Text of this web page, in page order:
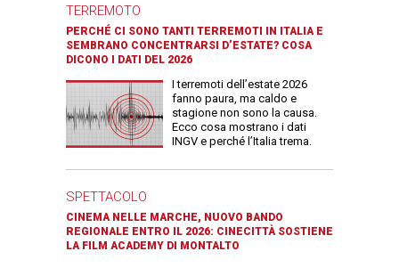
TERREMOTO
PERCHÉ CI SONO TANTI TERREMOTI IN ITALIA E
SEMBRANO CONCENTRARSI D’ESTATE? COSA
DICONO I DATI DEL 2026
I terremoti dell’estate 2026
fanno paura, ma caldo e
stagione non sono la causa.
Ecco cosa mostrano i dati
INGV e perché l’Italia trema.
SPETTACOLO
CINEMA NELLE MARCHE, NUOVO BANDO
REGIONALE ENTRO IL 2026: CINECITTÀ SOSTIENE
LA FILM ACADEMY DI MONTALTO